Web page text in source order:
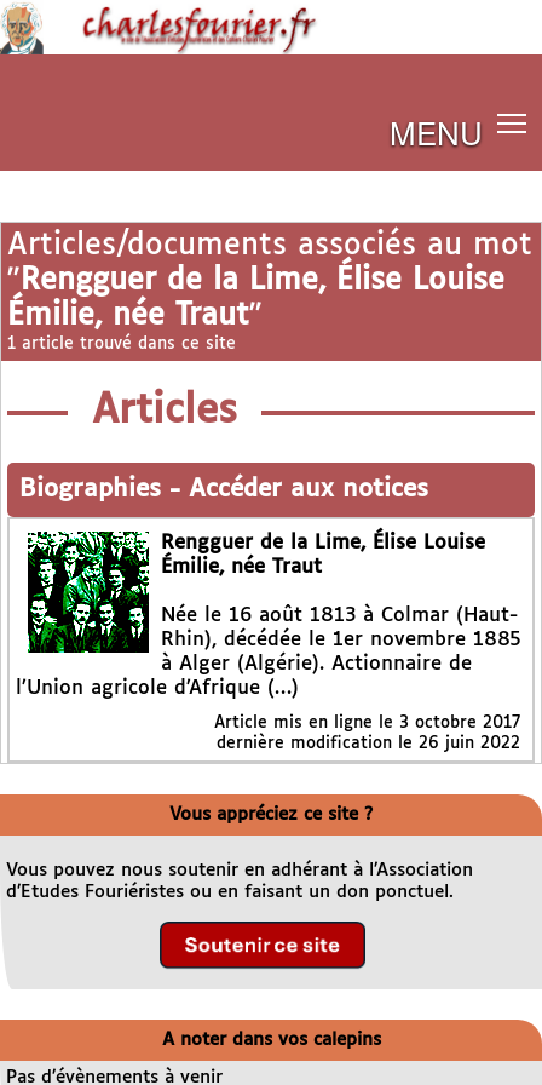
MENU
Articles/documents associés au mot
" Rengguer de la Lime, Élise Louise
Émilie, née Traut"
1 article trouvé dans ce site
Articles
Biographies - Accéder aux notices
Rengguer de la Lime, Élise Louise
Émilie, née Traut
Née le 16 août 1813 à Colmar (Haut-
Rhin), décédée le 1er novembre 1885
à Alger (Algérie). Actionnaire de
l’Union agricole d’Afrique (…)
Article mis en ligne le 3 octobre 2017
dernière modification le 26 juin 2022
Vous appréciez ce site ?
Vous pouvez nous soutenir en adhérant à l’Association
d’Etudes Fouriéristes ou en faisant un don ponctuel.
A noter dans vos calepins
Pas d’évènements à venir